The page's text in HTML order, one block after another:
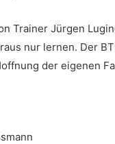
Trainer Jürgen
nur lernen. Der
der eigenen